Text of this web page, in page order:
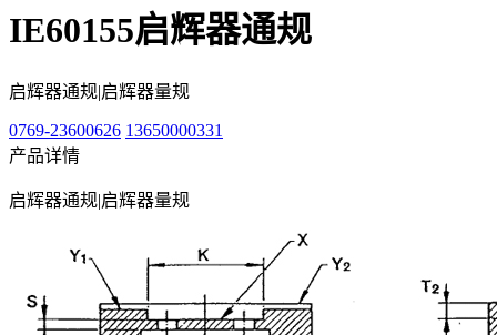
IE60155启辉器通规
启辉器通规|启辉器量规
0769-23600626 13650000331
产品详情
启辉器通规|启辉器量规